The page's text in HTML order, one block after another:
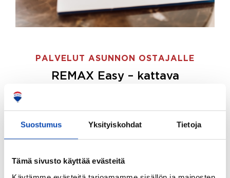
Suostumus Yksityiskohdat Tietoja
Tämä sivusto käyttää evästeitä
PALVELUT ASUNNON OSTAJALLE
REMAX Easy – kattava
ostajille.
Tee ostotoimeksianto ja etsimme juuri